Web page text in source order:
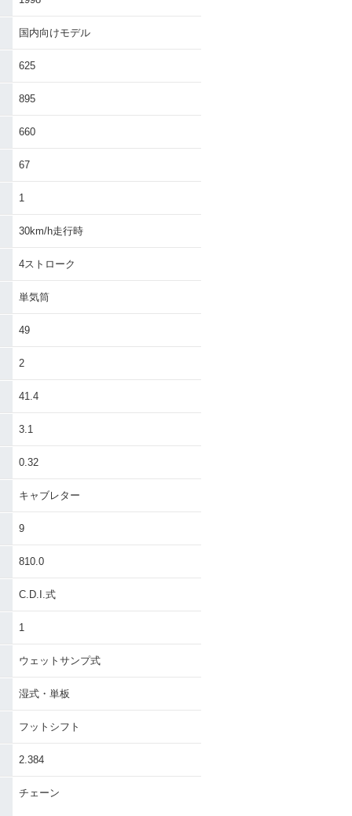
国内向けモデル
625
895
660
67
1
30km/h走行時
4ストローク
単気筒
49
2
41.4
3.1
0.32
キャブレター
9
810.0
C.D.I.式
1
ウェットサンプ式
湿式・単板
フットシフト
2.384
チェーン